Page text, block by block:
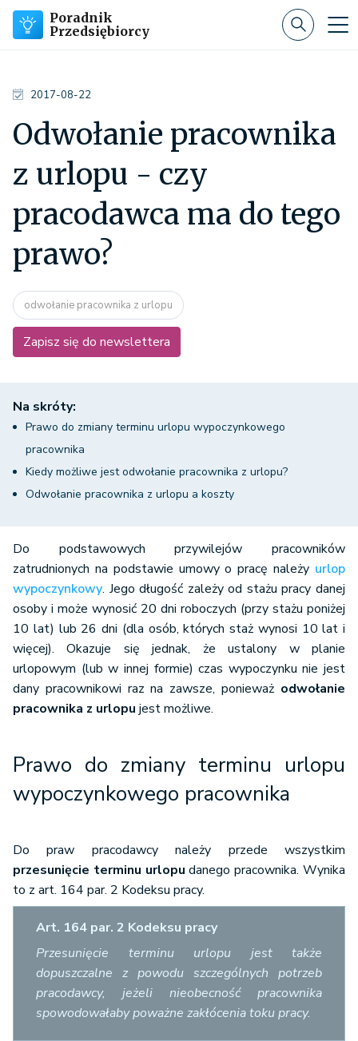
Poradnik
Przedsiębiorcy
2017-08-22
Odwołanie pracownika
z urlopu - czy
pracodawca ma do tego
prawo?
odwołanie pracownika z urlopu
Zapisz się do newslettera
Na skróty:
Prawo do zmiany terminu urlopu wypoczynkowego
pracownika
Kiedy możliwe jest odwołanie pracownika z urlopu?
Odwołanie pracownika z urlopu a koszty
Do podstawowych przywilejów pracowników
zatrudnionych na podstawie umowy o pracę należy urlop
wypoczynkowy. Jego długość zależy od stażu pracy danej
osoby i może wynosić 20 dni roboczych (przy stażu poniżej
10 lat) lub 26 dni (dla osób, których staż wynosi 10 lat i
więcej). Okazuje się jednak, że ustalony w planie
urlopowym (lub w innej formie) czas wypoczynku nie jest
dany pracownikowi raz na zawsze, ponieważ odwołanie
pracownika z urlopu jest możliwe.
Prawo do zmiany terminu urlopu
wypoczynkowego pracownika
Do praw pracodawcy należy przede wszystkim
przesunięcie terminu urlopu danego pracownika. Wynika
to z art. 164 par. 2 Kodeksu pracy.
Art. 164 par. 2 Kodeksu pracy
Przesunięcie terminu urlopu jest także
dopuszczalne z powodu szczególnych potrzeb
pracodawcy, jeżeli nieobecność pracownika
spowodowałaby poważne zakłócenia toku pracy.